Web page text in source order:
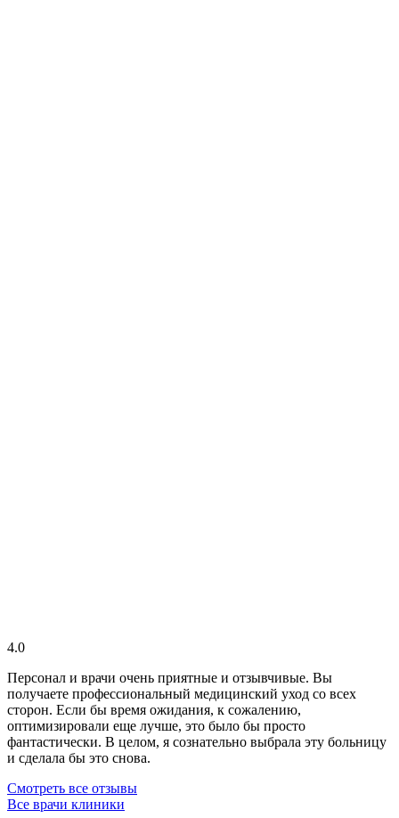
4.0
Персонал и врачи очень приятные и отзывчивые. Вы
получаете профессиональный медицинский уход со всех
сторон. Если бы время ожидания, к сожалению,
оптимизировали еще лучше, это было бы просто
фантастически. В целом, я сознательно выбрала эту больницу
и сделала бы это снова.
Смотреть все отзывы
Все врачи клиники